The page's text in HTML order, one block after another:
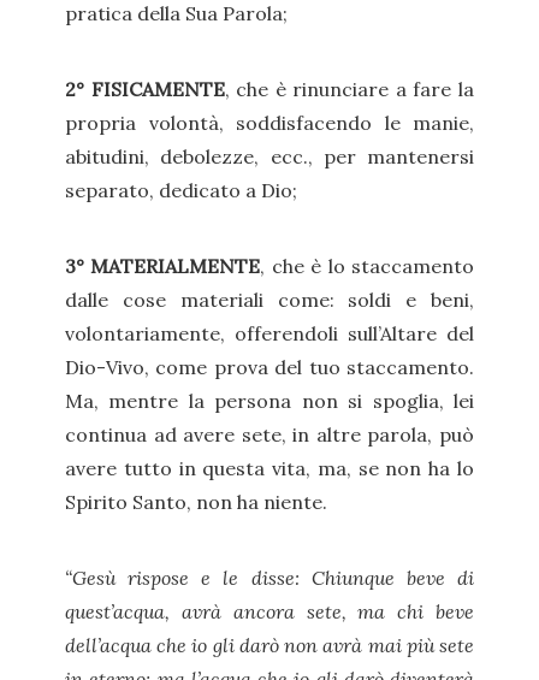
pratica della Sua Parola;
2° FISICAMENTE, che è rinunciare a fare la
propria volontà, soddisfacendo le manie,
abitudini, debolezze, ecc., per mantenersi
separato, dedicato a Dio;
3° MATERIALMENTE, che è lo staccamento
dalle cose materiali come: soldi e beni,
volontariamente, offerendoli sull’Altare del
Dio-Vivo, come prova del tuo staccamento.
Ma, mentre la persona non si spoglia, lei
continua ad avere sete, in altre parola, può
avere tutto in questa vita, ma, se non ha lo
Spirito Santo, non ha niente.
“Gesù rispose e le disse: Chiunque beve di
quest’acqua, avrà ancora sete, ma chi beve
dell’acqua che io gli darò non avrà mai più sete